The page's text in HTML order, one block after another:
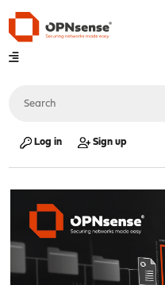
Log in Sign up